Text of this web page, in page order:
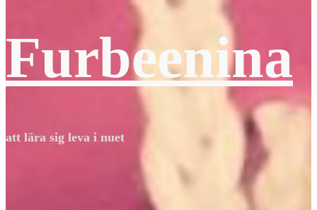
Furbeenina
att lära sig leva i nuet